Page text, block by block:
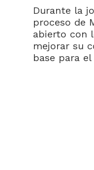
Durante la
proceso de
abierto con
mejorar su
base para